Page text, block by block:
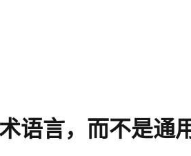
语言，而不是通